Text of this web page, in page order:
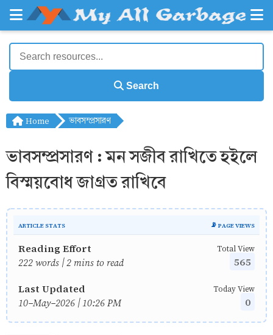
Search
Home ভাবসম্প্রসারণ
ভাবসম্প্রসারণ : মন সজীব রাখিতে হইলে
বিস্ময়বোধ জাগ্রত রাখিবে
ARTICLE STATS 📡 PAGE VIEWS
Reading Effort
222 words | 2 mins to read
Total View
565
Last Updated
10-May-2026 | 10:26 PM
Today View
0